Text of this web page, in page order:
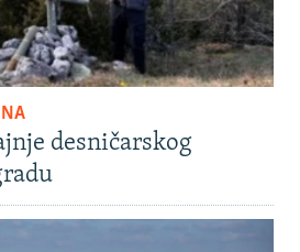
desničarskog